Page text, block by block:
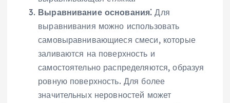
Выравнивание основания⁚ Для
выравнивания можно использовать
самовыравнивающиеся смеси, которые
заливаются на поверхность и
самостоятельно распределяются, образуя
ровную поверхность. Для более
значительных неровностей может